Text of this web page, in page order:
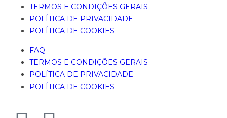
TERMOS E CONDIÇÕES GERAIS
POLÍTICA DE PRIVACIDADE
POLÍTICA DE COOKIES
FAQ
TERMOS E CONDIÇÕES GERAIS
POLÍTICA DE PRIVACIDADE
POLÍTICA DE COOKIES